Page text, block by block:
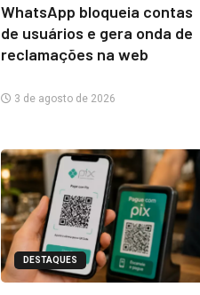
WhatsApp bloqueia contas
de usuários e gera onda de
reclamações na web
3 de agosto de 2026
DESTAQUES